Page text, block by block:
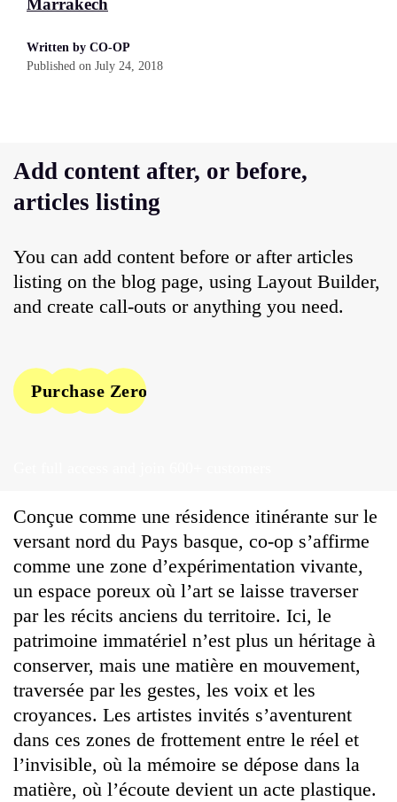
Written by CO-OP
Published on July 24, 2018
Add content after, or before,
articles listing
You can add content before or after articles
listing on the blog page, using Layout Builder,
and create call-outs or anything you need.
Purchase Zero One
Conçue comme une résidence itinérante sur le
versant nord du Pays basque, co-op s’affirme
comme une zone d’expérimentation vivante,
un espace poreux où l’art se laisse traverser
par les récits anciens du territoire. Ici, le
patrimoine immatériel n’est plus un héritage à
conserver, mais une matière en mouvement,
traversée par les gestes, les voix et les
croyances. Les artistes invités s’aventurent
dans ces zones de frottement entre le réel et
l’invisible, où la mémoire se dépose dans la
matière, où l’écoute devient un acte plastique.